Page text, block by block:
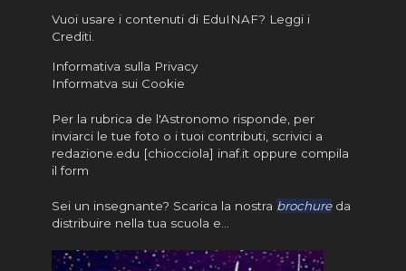
Vuoi usare i contenuti di EduINAF? Leggi i
Crediti.
Informativa sulla Privacy
Informatva sui Cookie
Per la rubrica de l'Astronomo risponde, per
inviarci le tue foto o i tuoi contributi, scrivici a
redazione.edu [chiocciola] inaf.it oppure compila
il form
Sei un insegnante? Scarica la nostra brochureda
distribuire nella tua scuola e…